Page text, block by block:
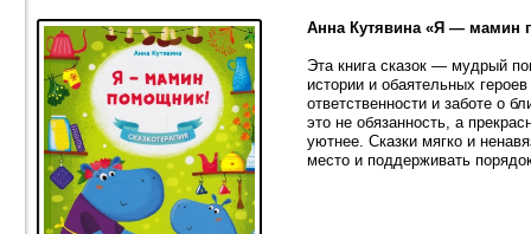
Анна Кутявина «Я — мамин
Эта книга сказок — мудрый
истории и обаятельных
ответственности и заботе о
это не обязанность, а
уютнее. Сказки мягко и
место и поддерживать